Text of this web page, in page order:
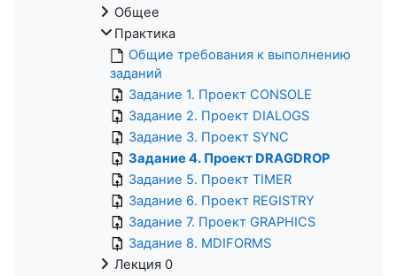
Общее
Практика
Общие требования к выполнению
заданий
Задание 1. Проект CONSOLE
Задание 2. Проект DIALOGS
Задание 3. Проект SYNC
Задание 4. Проект DRAGDROP
Задание 5. Проект TIMER
Задание 6. Проект REGISTRY
Задание 7. Проект GRAPHICS
Задание 8. MDIFORMS
Лекция 0